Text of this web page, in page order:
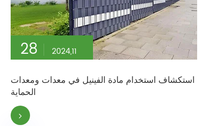
28 2024,11
استكشاف استخدام مادة الفينيل في معدات ومعدات
الحماية